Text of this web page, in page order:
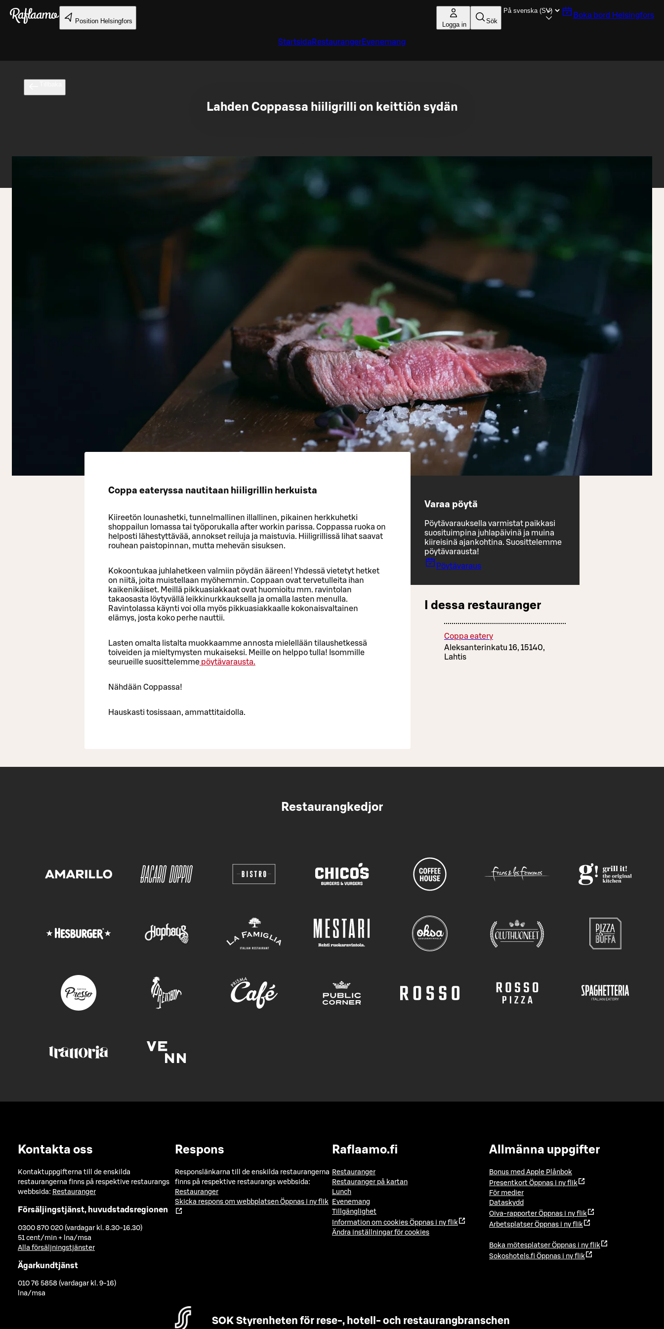
Gå till huvudinnehållet
Position Helsingfors Logga in Sök
Boka bord Helsingfors
Startsida RestaurangerEvenemang
Lahden Coppassa hiiligrilli on keittiön sydän
Coppa eateryssa nautitaan hiiligrillin herkuista
Kiireetön lounashetki, tunnelmallinen illallinen, pikainen herkkuhetki
shoppailun lomassa tai työporukalla after workin parissa. Coppassa ruoka on
helposti lähestyttävää, annokset reiluja ja maistuvia. Hiiligrillissä lihat saavat
rouhean paistopinnan, mutta mehevän sisuksen.
Kokoontukaa juhlahetkeen valmiin pöydän ääreen! Yhdessä vietetyt hetket
on niitä, joita muistellaan myöhemmin. Coppaan ovat tervetulleita ihan
kaikenikäiset. Meillä pikkuasiakkaat ovat huomioitu mm. ravintolan
takaosasta löytyvällä leikkinurkkauksella ja omalla lasten menulla.
Ravintolassa käynti voi olla myös pikkuasiakkaalle kokonaisvaltainen
elämys, josta koko perhe nauttii.
Lasten omalta listalta muokkaamme annosta mielellään tilaushetkessä
toiveiden ja mieltymysten mukaiseksi. Meille on helppo tulla! Isommille
seurueille suosittelemme pöytävarausta.
Nähdään Coppassa!
Hauskasti tosissaan, ammattitaidolla.
Varaa pöytä
Pöytävarauksella varmistat paikkasi
suosituimpina juhlapäivinä ja muina
kiireisinä ajankohtina. Suosittelemme
pöytävarausta!
Pöytävaraus
I dessa restauranger
Coppa eatery
Aleksanterinkatu 16, 15140,
Lahtis
Restaurangkedjor
Kontakta oss
Kontaktuppgifterna till de enskilda
restaurangerna finns på respektive restaurangs
webbsida: Restauranger
Försäljingstjänst, huvudstadsregionen
0300 870 020 (vardagar kl. 8.30-16.30)
51 cent/min + lna/msa
Alla försäljningstjänster
Ägarkundtjänst
010 76 5858 (vardagar kl. 9-16)
lna/msa
Respons
Responslänkarna till de enskilda restaurangerna
finns på respektive restaurangs webbsida:
Restauranger
Skicka respons om webbplatsen Öppnas i ny flik
Raflaamo.fi
Restauranger
Restauranger på kartan
Lunch
Evenemang
Tillgänglighet
Information om cookies Öppnas i ny flik
Ändra inställningar för cookies
Allmänna uppgifter
Bonus med Apple Plånbok
Presentkort Öppnas i ny flik
För medier
Dataskydd
Oiva-rapporter Öppnas i ny flik
Arbetsplatser Öppnas i ny flik
Boka mötesplatser Öppnas i ny flik
Sokoshotels.fi Öppnas i ny flik
SOK Styrenheten för rese-, hotell- och restaurangbranschen